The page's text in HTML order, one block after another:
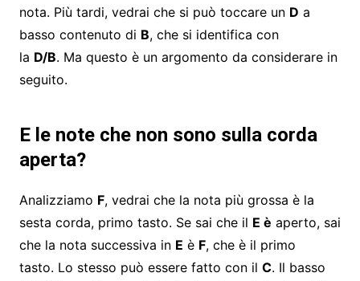
nota. Più tardi, vedrai che si può toccare un D a
basso contenuto di B, che si identifica con
la D/B. Ma questo è un argomento da considerare in
seguito.
E le note che non sono sulla corda
aperta?
Analizziamo F, vedrai che la nota più grossa è la
sesta corda, primo tasto. Se sai che il E è aperto, sai
che la nota successiva in E è F, che è il primo
tasto. Lo stesso può essere fatto con il C. Il basso